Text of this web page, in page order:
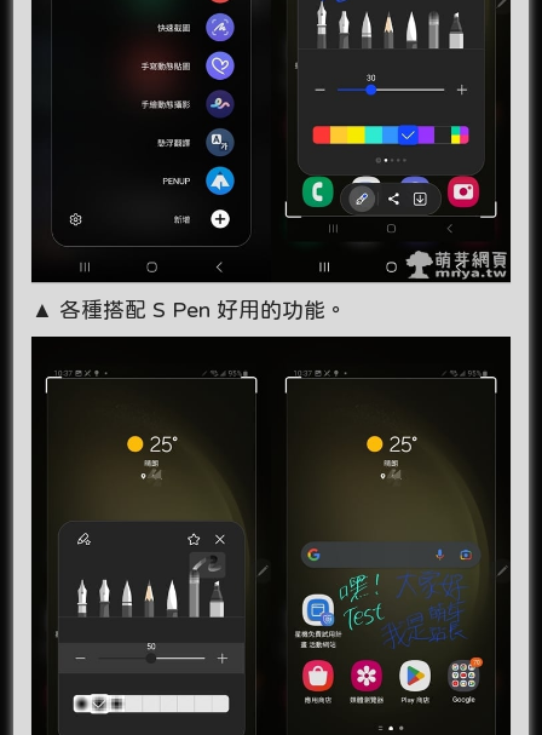
▲ 各種搭配 S Pen 好用的功能。